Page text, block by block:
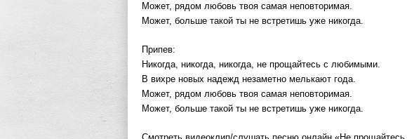
Может, рядом любовь твоя самая неповторимая.
Может, больше такой ты не встретишь уже никогда.
Припев:
Никогда, никогда, никогда, не прощайтесь с любимыми.
В вихре новых надежд незаметно мелькают года.
Может, рядом любовь твоя самая неповторимая.
Может, больше такой ты не встретишь уже никогда.